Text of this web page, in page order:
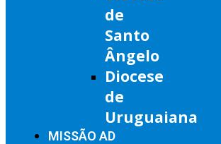
de
Santo
Ângelo
Diocese
de
Uruguaiana
MISSÃO AD